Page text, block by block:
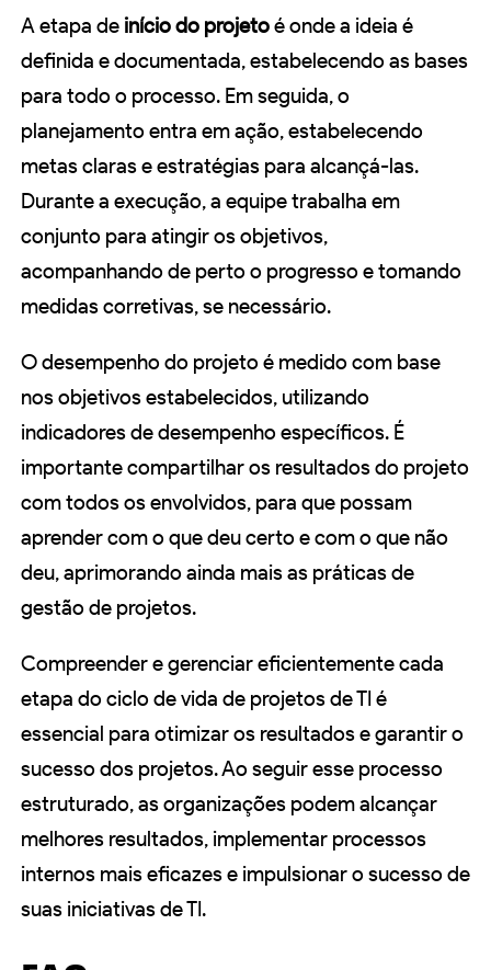
A etapa de início do projetoé onde a ideia é
definida e documentada, estabelecendo as bases
para todo o processo. Em seguida, o
planejamento entra em ação, estabelecendo
metas claras e estratégias para alcançá-las.
Durante a execução, a equipe trabalha em
conjunto para atingir os objetivos,
acompanhando de perto o progresso e tomando
medidas corretivas, se necessário.
O desempenho do projeto é medido com base
nos objetivos estabelecidos, utilizando
indicadores de desempenho específicos. É
importante compartilhar os resultados do projeto
com todos os envolvidos, para que possam
aprender com o que deu certo e com o que não
deu, aprimorando ainda mais as práticas de
gestão de projetos.
Compreender e gerenciar eficientemente cada
etapa do ciclo de vida de projetos de TI é
essencial para otimizar os resultados e garantir o
sucesso dos projetos. Ao seguir esse processo
estruturado, as organizações podem alcançar
melhores resultados, implementar processos
internos mais eficazes e impulsionar o sucesso de
suas iniciativas de TI.